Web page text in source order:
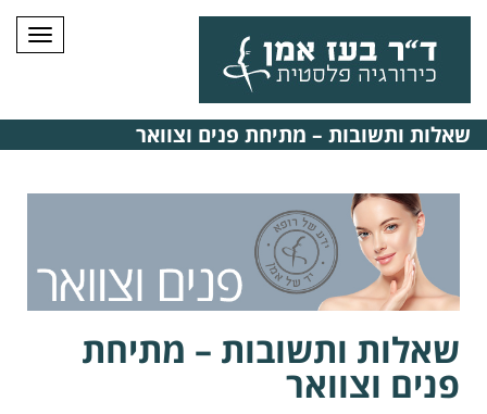
שאלות ותשובות – מתיחת פנים וצוואר
שאלות ותשובות – מתיחת
פנים וצוואר